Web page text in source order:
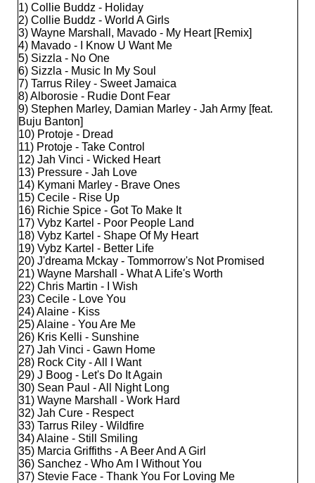
1) Collie Buddz - Holiday
2) Collie Buddz - World A Girls
3) Wayne Marshall, Mavado - My Heart [Remix]
4) Mavado - I Know U Want Me
5) Sizzla - No One
6) Sizzla - Music In My Soul
7) Tarrus Riley - Sweet Jamaica
8) Alborosie - Rudie Dont Fear
9) Stephen Marley, Damian Marley - Jah Army [feat.
Buju Banton]
10) Protoje - Dread
11) Protoje - Take Control
12) Jah Vinci - Wicked Heart
13) Pressure - Jah Love
14) Kymani Marley - Brave Ones
15) Cecile - Rise Up
16) Richie Spice - Got To Make It
17) Vybz Kartel - Poor People Land
18) Vybz Kartel - Shape Of My Heart
19) Vybz Kartel - Better Life
20) J'dreama Mckay - Tommorrow's Not Promised
21) Wayne Marshall - What A Life's Worth
22) Chris Martin - I Wish
23) Cecile - Love You
24) Alaine - Kiss
25) Alaine - You Are Me
26) Kris Kelli - Sunshine
27) Jah Vinci - Gawn Home
28) Rock City - All I Want
29) J Boog - Let's Do It Again
30) Sean Paul - All Night Long
31) Wayne Marshall - Work Hard
32) Jah Cure - Respect
33) Tarrus Riley - Wildfire
34) Alaine - Still Smiling
35) Marcia Griffiths - A Beer And A Girl
36) Sanchez - Who Am I Without You
37) Stevie Face - Thank You For Loving Me